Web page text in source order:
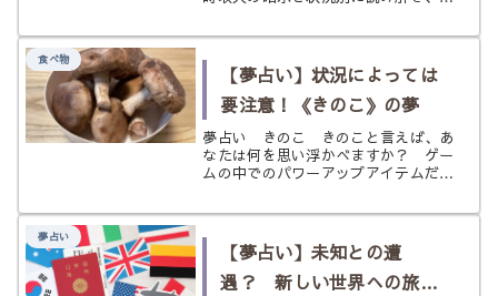
します。
食べ物
【夢占い】状況によっては
要注意！《きのこ》の夢
夢占い きのこ きのこと言えば、あ
なたは何を思い浮かべますか？ ゲー
ムの中でのパワーアップアイテムだっ
だったり、独特の風味があって滋味深
苦手……という人もいるでしょう。
ま...
夢占い
【夢占い】未知との遭
遇？ 新しい世界への旅立